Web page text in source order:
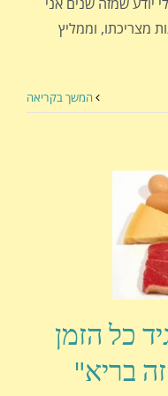
מצריכתו, וממליץ
המשך בקריאה
כל הזמן
בריא"